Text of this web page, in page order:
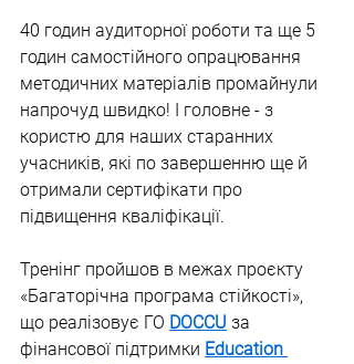
40 годин аудиторної роботи та ще 5
годин самостійного опрацювання
методичних матеріалів промайнули
напрочуд швидко! І головне - з
користю для наших старанних
учасників, які по завершенню ще й
отримали сертифікати про
підвищення кваліфікації.
Тренінг пройшов в межах проєкту
«Багаторічна програма стійкості»,
що реалізовує ГО DOCCU за
фінансової підтримки Education